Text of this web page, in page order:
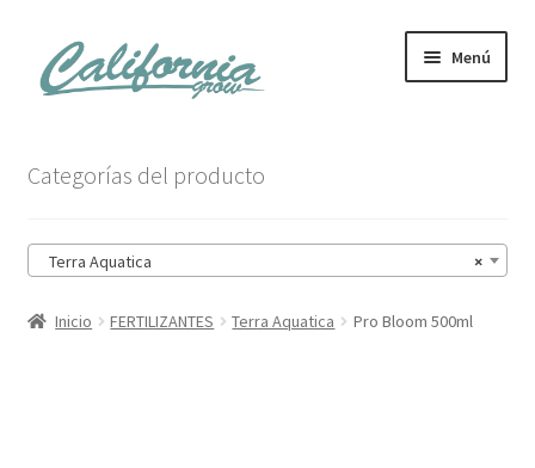
al
contenido
Menú
Carrito
Mi cuenta
Categorías del producto
×
Terra Aquatica
Inicio FERTILIZANTES Terra Aquatica Pro Bloom 500ml